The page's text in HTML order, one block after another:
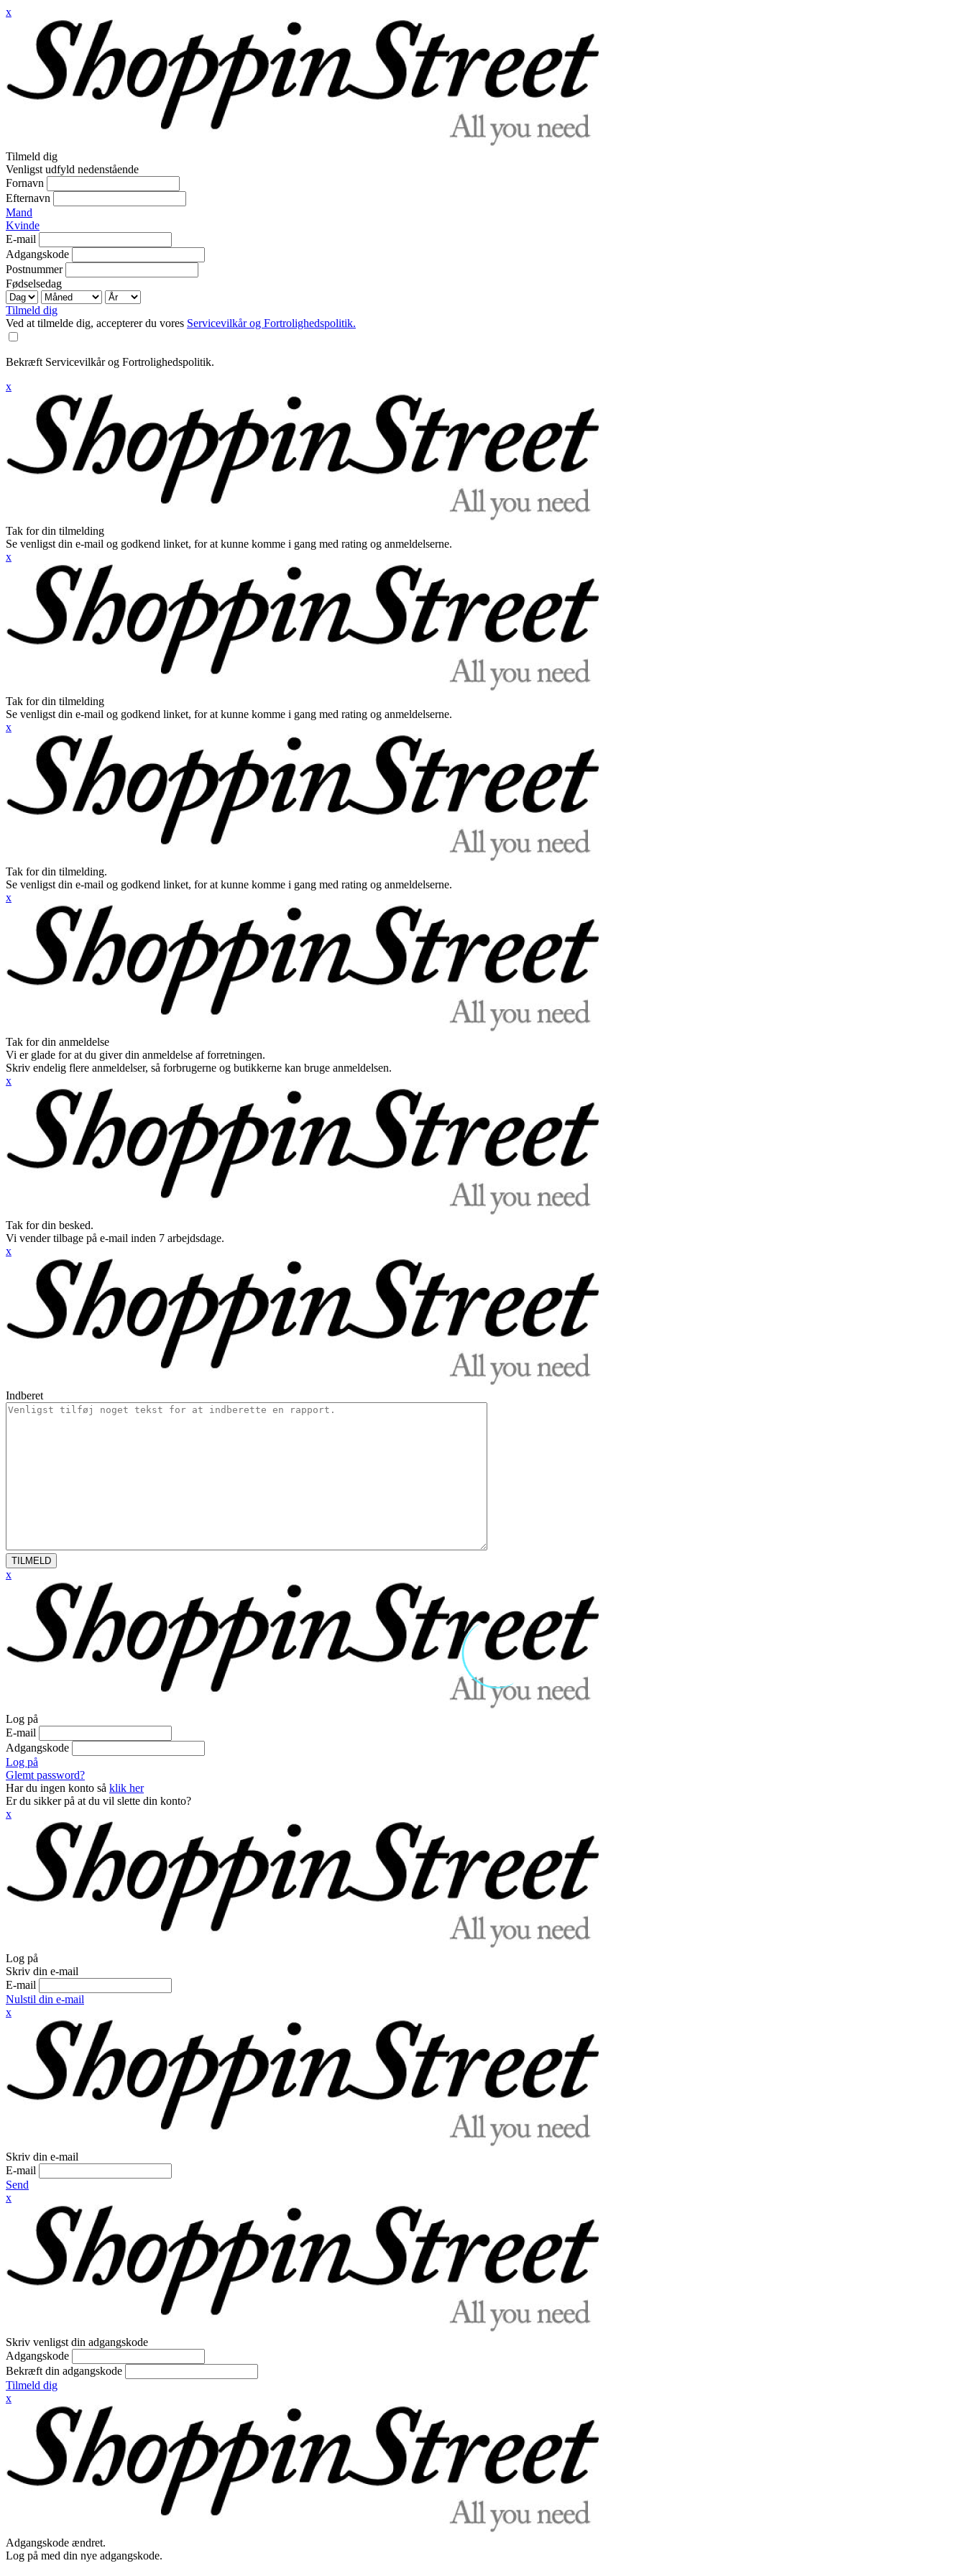
x
Tilmeld dig
Venligst udfyld nedenstående
Fornavn
Efternavn
Mand
Kvinde
E-mail
Adgangskode
Postnummer
Fødselsedag
Tilmeld dig
Ved at tilmelde dig, accepterer du vores Servicevilkår og Fortrolighedspolitik.
Bekræft Servicevilkår og Fortrolighedspolitik.
x
Tak for din tilmelding
Se venligst din e-mail og godkend linket, for at kunne komme i gang med rating og anmeldelserne.
x
Tak for din tilmelding
Se venligst din e-mail og godkend linket, for at kunne komme i gang med rating og anmeldelserne.
x
Tak for din tilmelding.
Se venligst din e-mail og godkend linket, for at kunne komme i gang med rating og anmeldelserne.
x
Tak for din anmeldelse
Vi er glade for at du giver din anmeldelse af forretningen.
Skriv endelig flere anmeldelser, så forbrugerne og butikkerne kan bruge anmeldelsen.
x
Tak for din besked.
Vi vender tilbage på e-mail inden 7 arbejdsdage.
x
Indberet
TILMELD
x
Log på
E-mail
Adgangskode
Log på
Glemt password?
Har du ingen konto så klik her
Er du sikker på at du vil slette din konto?
x
Log på
Skriv din e-mail
E-mail
Nulstil din e-mail
x
Skriv din e-mail
E-mail
Send
x
Skriv venligst din adgangskode
Adgangskode
Bekræft din adgangskode
Tilmeld dig
x
Adgangskode ændret.
Log på med din nye adgangskode.